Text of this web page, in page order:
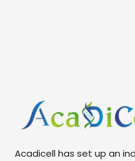
Acadicell has set up an